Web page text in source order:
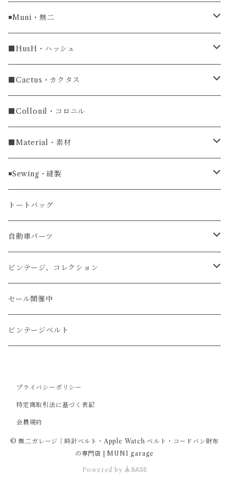
ラグ幅16mm
ラグ幅18mm
ラグ幅19mm
ラグ幅20mm
ラグ幅22mm
ラグ幅24mm
◾️Muni・無二
長財布
長財布
ラウンドファスナー長財布
名刺入れ
小銭入れ
キーケース
時計ベルト
マネークリップ
腕時計
■HusH・ハッシュ
ラウンドファスナー
カードケース
マウスパッド
コインケース
キーホルダー
キーケース
■Cactus・カクタス
コインケース
キーホルダー
ライターケース
レザーウォッチ
文字盤Mサイズ（φ33mm）
文字盤Sサイズ（φ26mm）
レザーウォレット
ロング
ショート
タバコケース
カードケース
ウォレットロープ
■Collonil・コロニル
■Material・素材
クロコダイル
パイソン
リザード
エレファント
ガルーシャ（エイ）
アリゲーター
コードバン
牛革
◾️Sewing・縫製
ハンドステッチ（手縫い）仕立て
ミシンステッチ仕立て
トートバッグ
自動車パーツ
ステアリング
シフトノブ
ビンテージ、コレクション
ウッドキーホルダー
ZIPPO/ジッポー・ライター
セール開催中
ビンテージベルト
プライバシーポリシー
特定商取引法に基づく表記
会員規約
© 無二ガレージ｜時計ベルト・Apple Watch ベルト・コードバン財布
の専門店 | MUNI garage
Powered by